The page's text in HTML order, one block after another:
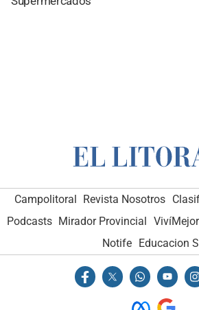
Campolitoral Revista Nosotros
Podcasts Mirador Provincial
Notife
Educacion